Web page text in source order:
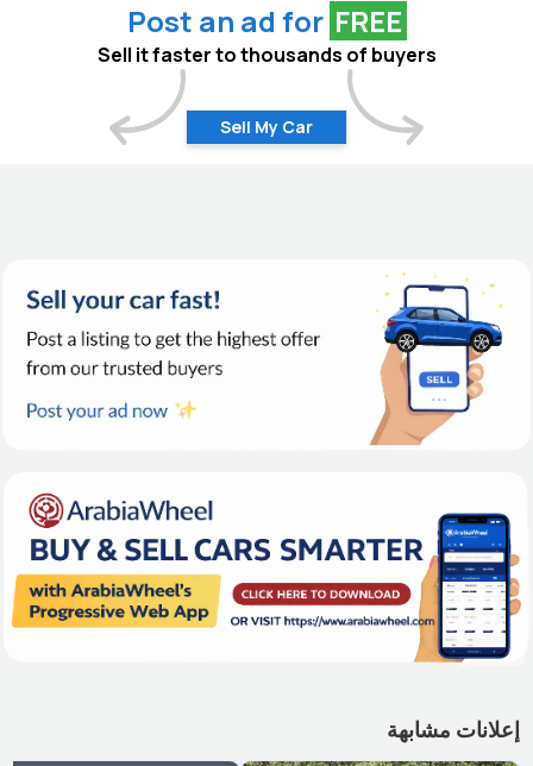
Post an ad for FREE
Sell it faster to thousands of buyers
Sell My Car
إعلانات مشابهة